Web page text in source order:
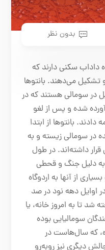
بدون نظر
داداب سکنی دارند که
تشکیل می‌دهند. بانتوها
در سومالی هستند که در
شده و پس از لغو
بانتوها از ابتدا
در سومالی زیسته‌ و به
داشته‌اند. در طول
به دلیل جنگ و قحطی
از آنها به اردوگاه
در اوایل دهه نود در صد
شد تا به امروز خانه، یا
سومالیایی بوده
که سال‌هاست در
دیگری نیز روبه‌رو